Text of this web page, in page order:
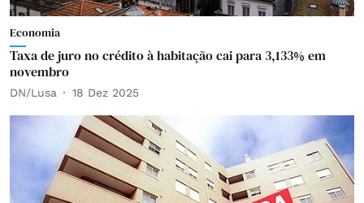
Economia
Taxa de juro no crédito à habitação cai para 3,133% em
novembro
DN/Lusa 18 Dez 2025